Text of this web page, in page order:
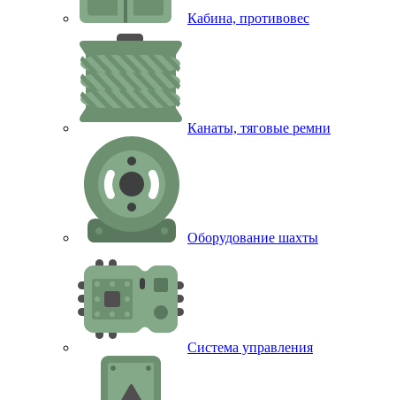
Кабина, противовес
Канаты, тяговые ремни
Оборудование шахты
Система управления